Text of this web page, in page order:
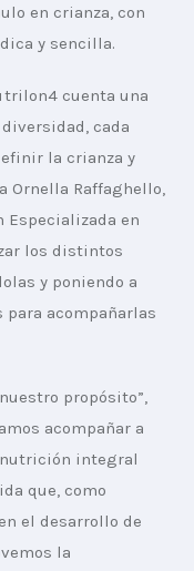
en crianza, con
y sencilla.
cuenta una
cada
la crianza y
Ornella Raffaghello,
en
los distintos
y poniendo a
acompañarlas
propósito”,
acompañar a
integral
que, como
el desarrollo de
la